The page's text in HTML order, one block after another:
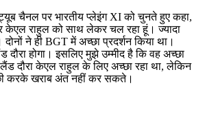
चैनल पर भारतीय प्लेइंग XI को चुनते हुए कहा,
केएल राहुल को साथ लेकर चल रहा हूं। ज्यादा
ने ही BGT में अच्छा प्रदर्शन किया था।
दौरा होगा। इसलिए मुझे उम्मीद है कि वह अच्छा
दौरा केएल राहुल के लिए अच्छा रहा था, लेकिन
करके खराब अंत नहीं कर सकते।